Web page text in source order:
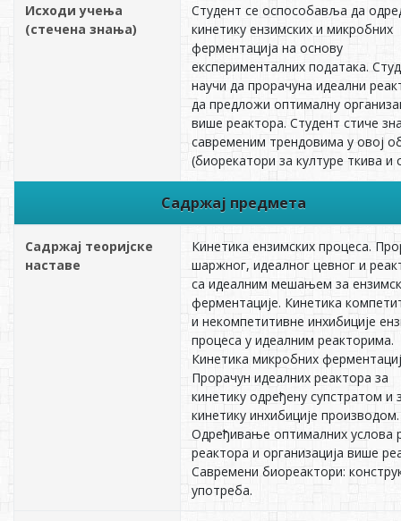
Исходи учења
(стечена знања)
Студент се оспособавља да
кинетику ензимских и микробних
ферментација на основу
експерименталних података.
научи да прорачуна идеални
да предложи оптималну
више реактора. Студент стиче
савременим трендовима у овој
(биорекатори за културе ткива и
Садржај предмета
Садржај теоријске
наставе
Кинетика ензимских процеса.
шаржног, идеалног цевног и
са идеалним мешањем за
ферментације. Кинетика
и некомпетитивне инхибиције
процеса у идеалним реакторима.
Кинетика микробних
Прорачун идеалних реактора за
кинетику одређену супстратом и
кинетику инхибиције производом.
Одређивање оптималних услова
реактора и организација више
Савремени биореактори:
употреба.